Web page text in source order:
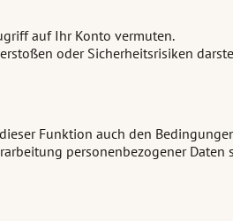
auf Ihr Konto vermuten.
oder Sicherheitsrisiken
Funktion auch den
personenbezogener